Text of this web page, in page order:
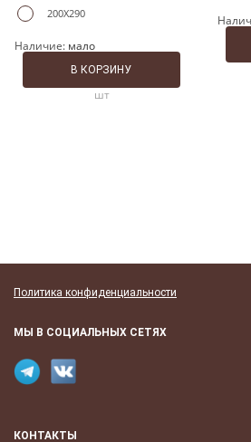
200X290
Наличие: мало
шт
В КОРЗИНУ
Политика конфиденциальности
МЫ В СОЦИАЛЬНЫХ СЕТЯХ
КОНТАКТЫ